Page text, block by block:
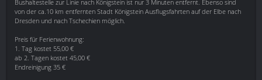
Bushaltestelle zur Linie nach Königstein ist nur 3 Minuten entfernt. Ebenso sind
von der ca.10 km entfernten Stadt Königstein Ausflugsfahrten auf der Elbe nach
Dresden und nach Tschechien möglich.
Preis für Ferienwohnung:
1. Tag kostet 55,00 €
ab 2. Tagen kostet 45,00 €
Endreinigung 35 €